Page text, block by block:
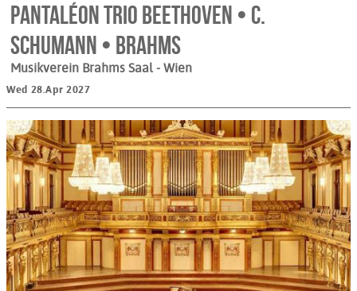
Pantaléon Trio Beethoven • C.
Schumann • Brahms
Musikverein Brahms Saal - Wien
Wed 28.Apr 2027